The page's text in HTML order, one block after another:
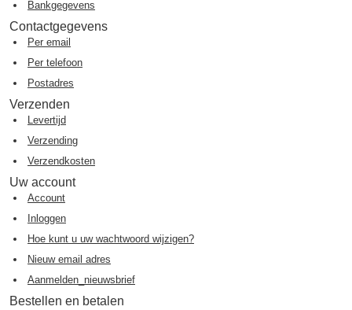
Bankgegevens
Contactgegevens
Per email
Per telefoon
Postadres
Verzenden
Levertijd
Verzending
Verzendkosten
Uw account
Account
Inloggen
Hoe kunt u uw wachtwoord wijzigen?
Nieuw email adres
Aanmelden_nieuwsbrief
Bestellen en betalen